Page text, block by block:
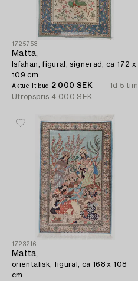
1725753
Matta,
Isfahan, figural, signerad, ca 172 x
109 cm.
Aktuellt bud 2 000 SEK
1d 5 tim
Utropspris 4 000 SEK
1723216
Matta,
orientalisk, figural, ca 168 x 108
cm.